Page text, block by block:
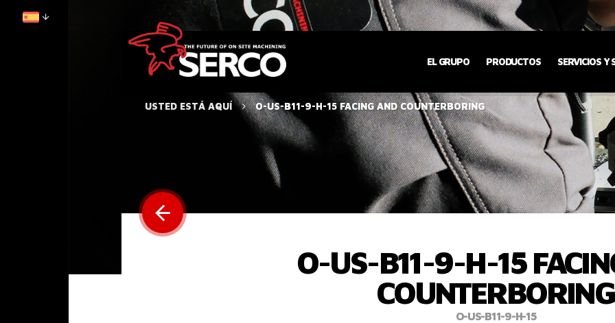
EL GRUPO PRODUCTOS SERVICIOS Y
USTED ESTÁ AQUÍ O-US-B11-9-H-15 FACING AND COUNTERBORING
O-US-B11-9-H-15
COUNTERBORING
O-US-B11-9-H-15